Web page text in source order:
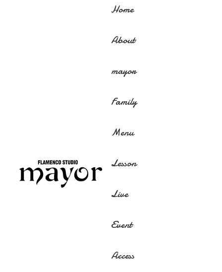
Home
About
mayor
Family
Menu
Lesson
Live
Event
Access